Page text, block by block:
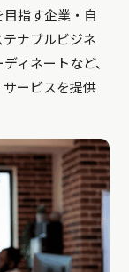
指す企業・自
ナブルビジネ
ィネートなど、
ービスを提供